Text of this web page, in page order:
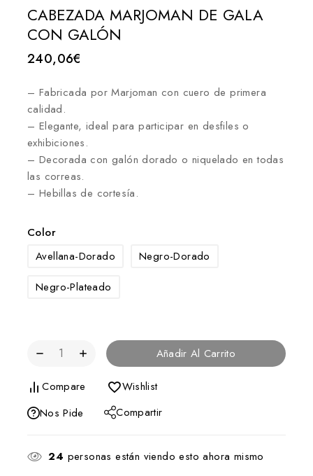
CABEZADA MARJOMAN DE GALA
CON GALÓN
240,06€
– Fabricada por Marjoman con cuero de primera
calidad.
– Elegante, ideal para participar en desfiles o
exhibiciones.
– Decorada con galón dorado o niquelado en todas
las correas.
– Hebillas de cortesía.
Color
Avellana-Dorado
Negro-Dorado
Negro-Plateado
Añadir Al Carrito
Compare
Wishlist
Nos Pide
Compartir
24 personas están viendo esto ahora mismo